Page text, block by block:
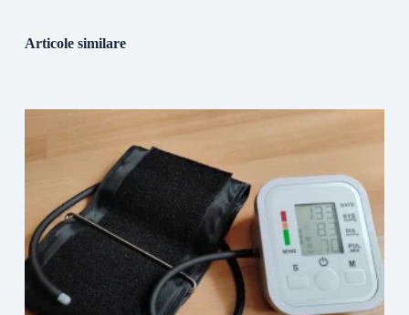
Articole similare